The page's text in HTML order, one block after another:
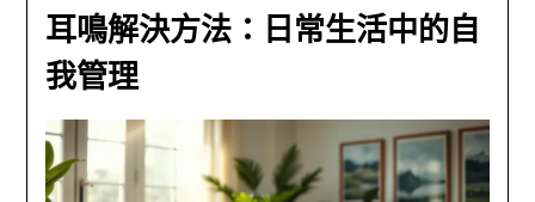
耳鳴解決方法：日常生活中的自
我管理